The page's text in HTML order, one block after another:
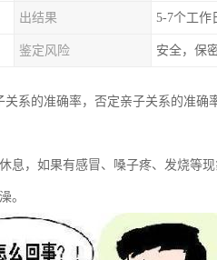
出结果 5-7个工作
鉴定风险 安全，保
系的准确率，否定亲子关系的准确
息，如果有感冒、嗓子疼、发烧等
。